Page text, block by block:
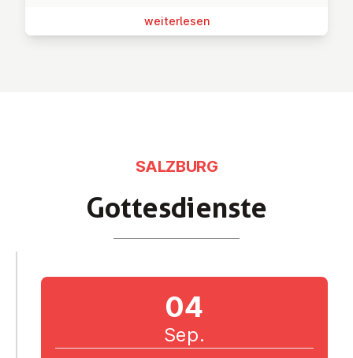
wei­ter­le­sen
Got­tes­diens­te
SALZBURG
04
Sep.